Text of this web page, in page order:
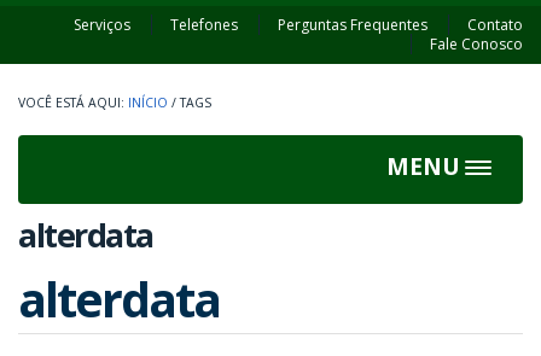
Serviços Telefones Perguntas Frequentes
Contato
Fale Conosco
INÍCIO / TAGS
MENU
Toggle
alterdata
alterdata